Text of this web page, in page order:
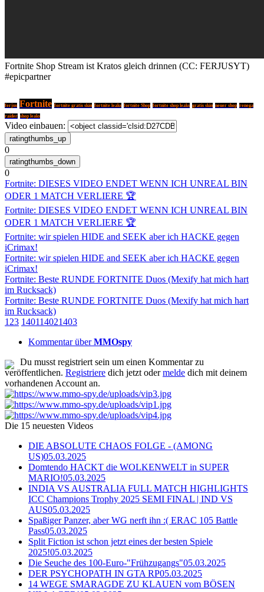
Fortnite Shop Stream ist Kratos gleich drinnen (CC: FERJUSYT)
#epicpartner
ferjus Fortnite fortnite gratis skin fortnite leaks fortnite Shop fortnite shop leaks gratis skin neuer shop renega
raider shop leaks
Video einbauen:
0
0
Fortnite: DIESES VIDEO ENDET WENN ICH UNREAL BIN
ODER 1 MATCH VERLIERE 🏆
Fortnite: DIESES VIDEO ENDET WENN ICH UNREAL BIN
ODER 1 MATCH VERLIERE 🏆
Fortnite: wir spielen HIDE and SEEK aber ich HACKE gegen
iCrimax!
Fortnite: wir spielen HIDE and SEEK aber ich HACKE gegen
iCrimax!
Fortnite: Beste RUNDE FORTNITE Duos (Mexify hat mich hart
im Rucksack)
Fortnite: Beste RUNDE FORTNITE Duos (Mexify hat mich hart
im Rucksack)
1 23 140114021403
Kommentar überMMOspy
Du musst registriert sein um einen Kommentar zu
veröffentlichen. Registriere dich jetzt odermelde dich mit deinem
vorhandenen Account an.
Die 15 neuesten Videos
DIE ABSOLUTE CHAOS FOLGE - (AMONG
US)05.03.2025
Domtendo HACKT die WOLKENWELT in SUPER
MARIO!05.03.2025
INDIA VS AUSTRALIA FULL MATCH HIGHLIGHTS
ICC Champions Trophy 2025 SEMI FINAL | IND VS
AUS05.03.2025
Spaßiger Panzer, aber WG nerft ihn :( ERAC 105 Battle
Pass05.03.2025
Split Fiction ist schon jetzt eines der besten Spiele
2025!05.03.2025
Die Seuche des 100-Euro-"Frühzugangs"05.03.2025
DER PSYCHOPATH IN GTA RP05.03.2025
14 WEGE SMARAGDE ZU KLAUEN vom BÖSEN